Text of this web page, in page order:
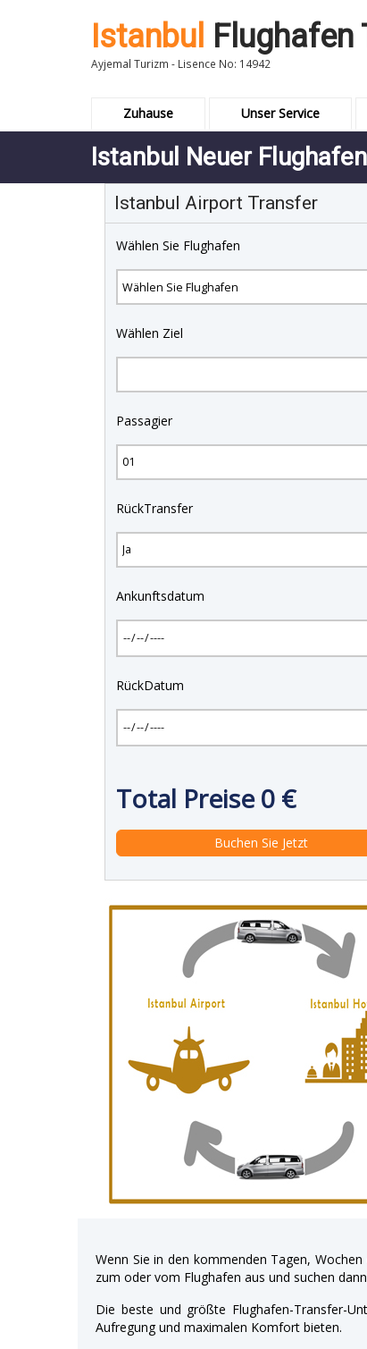
Istanbul Flughafen
Ayjemal Turizm - Lisence No: 14942
Zuhause Unser Service
Istanbul Neuer
Istanbul Airport Transfer
Wählen Sie Flughafen
Wählen Ziel
Passagier
RückTransfer
Ankunftsdatum
RückDatum
Total Preise0 €
Wenn Sie in den kommenden Tagen,
zum oder vom Flughafen aus und suchen
Die beste und größte Flughafen-Transfer-
Aufregung und maximalen Komfort bieten.